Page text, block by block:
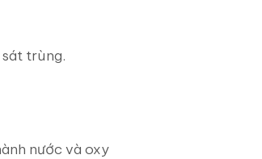
trùng.
nước và oxy